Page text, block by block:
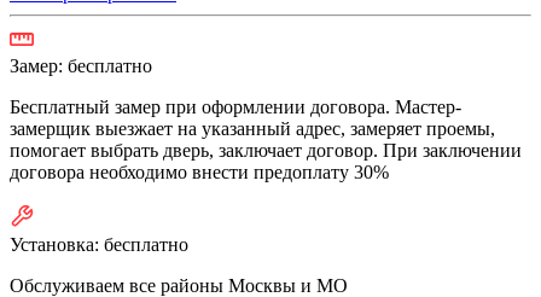
Замер: бесплатно
Бесплатный замер при оформлении договора. Мастер-
замерщик выезжает на указанный адрес, замеряет проемы,
помогает выбрать дверь, заключает договор. При заключении
договора необходимо внести предоплату 30%
Установка: бесплатно
Обслуживаем все районы Москвы и МО